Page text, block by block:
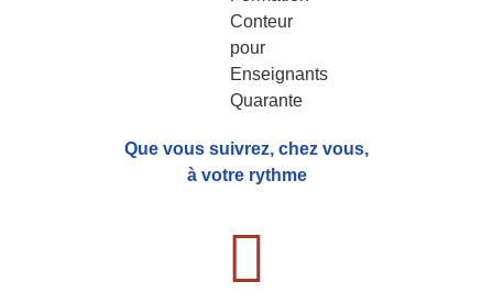
Que vous suivrez, chez vous,
à votre rythme